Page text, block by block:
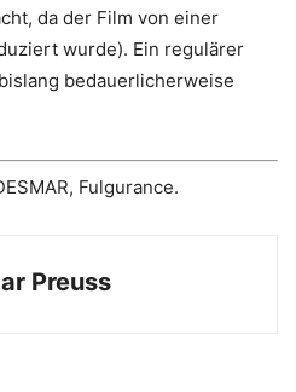
da der Film von einer
wurde). Ein regulärer
bedauerlicherweise
Fulgurance.
Preuss